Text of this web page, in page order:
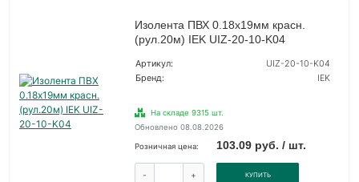
Изолента ПВХ 0.18х19мм красн.
(рул.20м) IEK UIZ-20-10-K04
Артикул:
UIZ-20-10-K04
Бренд:
IEK
На складе 9315 шт.
Обновлено 08.08.2026
Розничная цена: 103.09 руб. / шт.
- + КУПИТЬ